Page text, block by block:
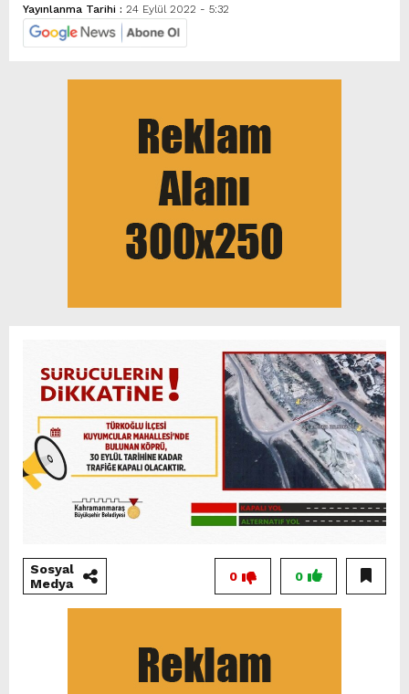
Yayınlanma Tarihi : 24 Eylül 2022 - 5:32
Sosyal
Medya
0
0